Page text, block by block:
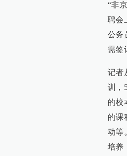
“非
聘会
公务
需签
记者
训，
的校
的课
动等
培养